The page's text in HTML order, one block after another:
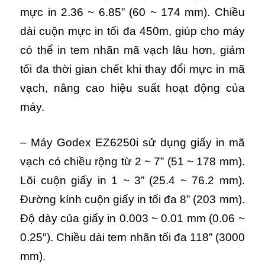
mực in 2.36 ~ 6.85” (60 ~ 174 mm). Chiều
dài cuộn mực in tối đa 450m, giúp cho máy
có thể in tem nhãn mã vạch lâu hơn, giảm
tối đa thời gian chết khi thay đổi mực in mã
vạch, nâng cao hiệu suất hoạt động của
máy.
– Máy Godex EZ6250i sử dụng giấy in mã
vạch có chiều rộng từ 2 ~ 7” (51 ~ 178 mm).
Lõi cuộn giấy in 1 ~ 3” (25.4 ~ 76.2 mm).
Đường kính cuộn giấy in tối đa 8” (203 mm).
Độ dày của giấy in 0.003 ~ 0.01 mm (0.06 ~
0.25″). Chiều dài tem nhãn tối đa 118” (3000
mm).